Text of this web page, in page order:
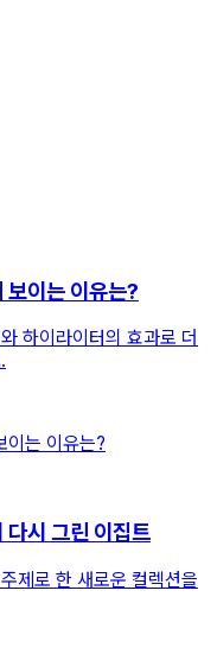
보이는 이유는?
하이라이터의 효과로 더
다시 그린 이집트
제로 한 새로운 컬렉션을